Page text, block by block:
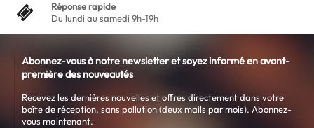
Réponse rapide
Du lundi au samedi 9h-19h
Abonnez-vous à notre newsletter et soyez informé en avant-
première des nouveautés
Recevez les dernières nouvelles et offres directement dans votre
boîte de réception, sans pollution (deux mails par mois). Abonnez-
vous maintenant.